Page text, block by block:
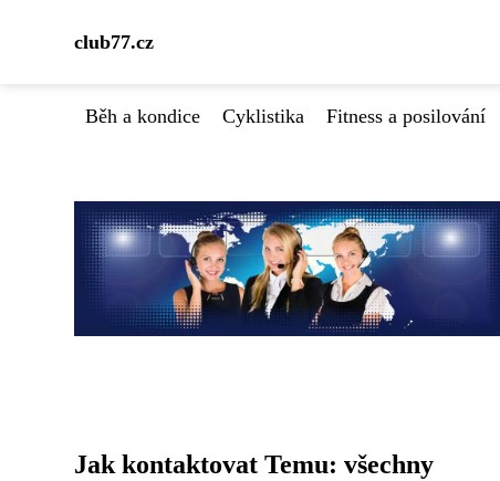
club77.cz
Běh a kondice Cyklistika Fitness a posilování
Jak kontaktovat Temu: všechny